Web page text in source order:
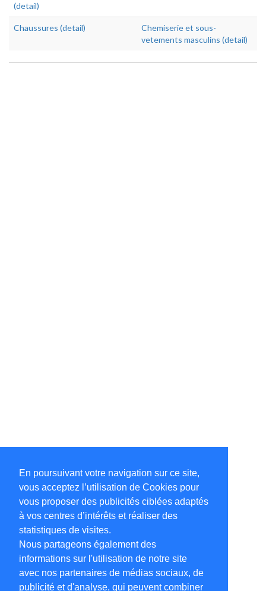
En poursuivant votre navigation sur ce site,
vous acceptez l’utilisation de Cookies pour
vous proposer des publicités ciblées adaptés
à vos centres d’intérêts et réaliser des
statistiques de visites.
Nous partageons également des
informations sur l'utilisation de notre site
avec nos partenaires de médias sociaux, de
publicité et d'analyse, qui peuvent combiner
(detail)
Chaussures (detail)
Chemiserie et sous-
vetements masculins (detail)